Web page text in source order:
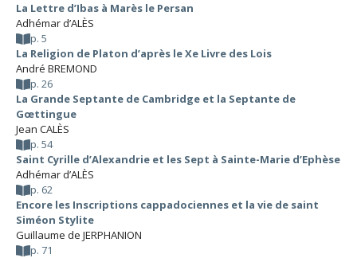
La Lettre d’Ibas à Marès le Persan
Adhémar d’ALÈS
p. 5
La Religion de Platon d’après le Xe Livre des Lois
André BREMOND
p. 26
La Grande Septante de Cambridge et la Septante de
Gœttingue
Jean CALÈS
p. 54
Saint Cyrille d’Alexandrie et les Sept à Sainte-Marie d’Ephèse
Adhémar d’ALÈS
p. 62
Encore les Inscriptions cappadociennes et la vie de saint
Siméon Stylite
Guillaume de JERPHANION
p. 71